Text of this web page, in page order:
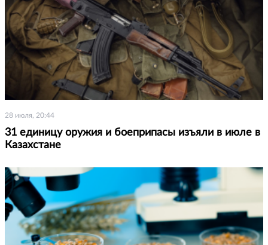
28 июля, 20:44
31 единицу оружия и боеприпасы изъяли в июле в
Казахстане